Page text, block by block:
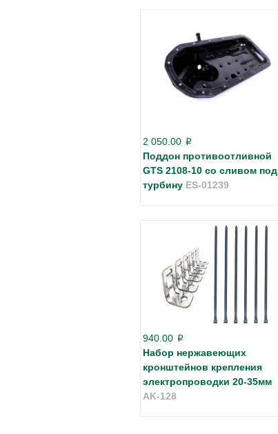
2 050.00 p
Поддон противоотливной
GTS 2108-10 cо сливом под
турбину ES-01239
940.00 p
Набор нержавеющих
кронштейнов крепления
электропроводки 20-35мм
AK-128